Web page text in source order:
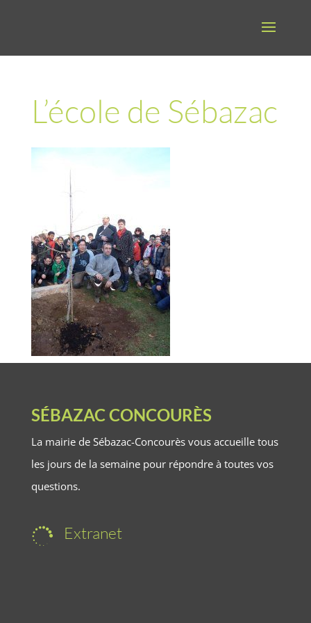
L’école de Sébazac
SÉBAZAC CONCOURÈS
La mairie de Sébazac-Concourès vous accueille tous
les jours de la semaine pour répondre à toutes vos
questions.
 Extranet